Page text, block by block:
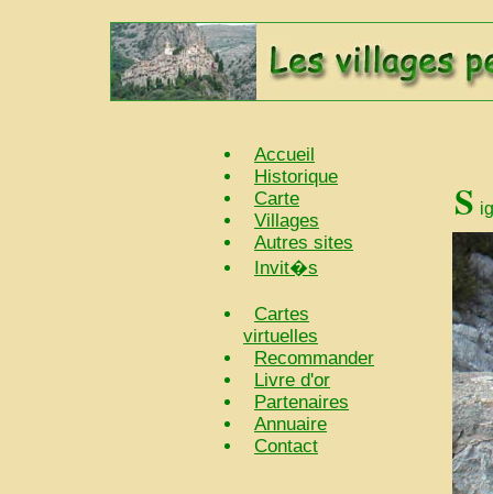
Accueil
Historique
Carte
Villages
Autres sites
Invit�s
Cartes
virtuelles
Recommander
Livre d'or
Partenaires
Annuaire
Contact
S